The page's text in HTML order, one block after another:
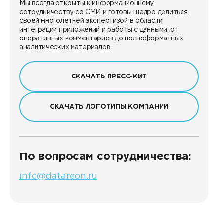
Мы всегда открыты к информационному
сотрудничеству со СМИ и готовы щедро делиться
своей многолетней экспертизой в области
интеграции приложений и работы с данными: от
оперативных комментариев до полноформатных
аналитических материалов
СКАЧАТЬ ПРЕСС-КИТ
CКАЧАТЬ ЛОГОТИПЫ КОМПАНИИ
По вопросам сотрудничества:
info@datareon.ru